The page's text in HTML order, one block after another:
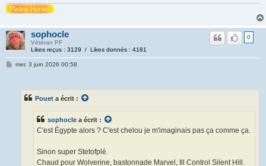
Platine Hunter
sophocle
Vétéran PF
Likes reçus : 3129 / Likes donnés : 4181
0
mer. 3 juin 2026 00:58
Pouet a écrit :
sophocle a écrit :
C'est Égypte alors ? C'est chelou je m'imaginais pas ça comme ça.
Sinon super Stetofplé.
Chaud pour Wolverine, bastonnade Marvel, Ill Control Silent Hill.